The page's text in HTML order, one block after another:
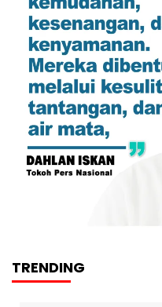
TRENDING